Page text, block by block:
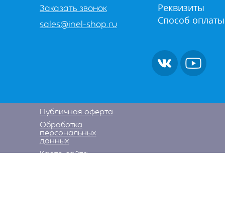
Заказать звонок
sales@inel-shop.ru
Реквизиты
Способ оплаты
Публичная оферта
Обработка
персональных
данных
Карта сайта